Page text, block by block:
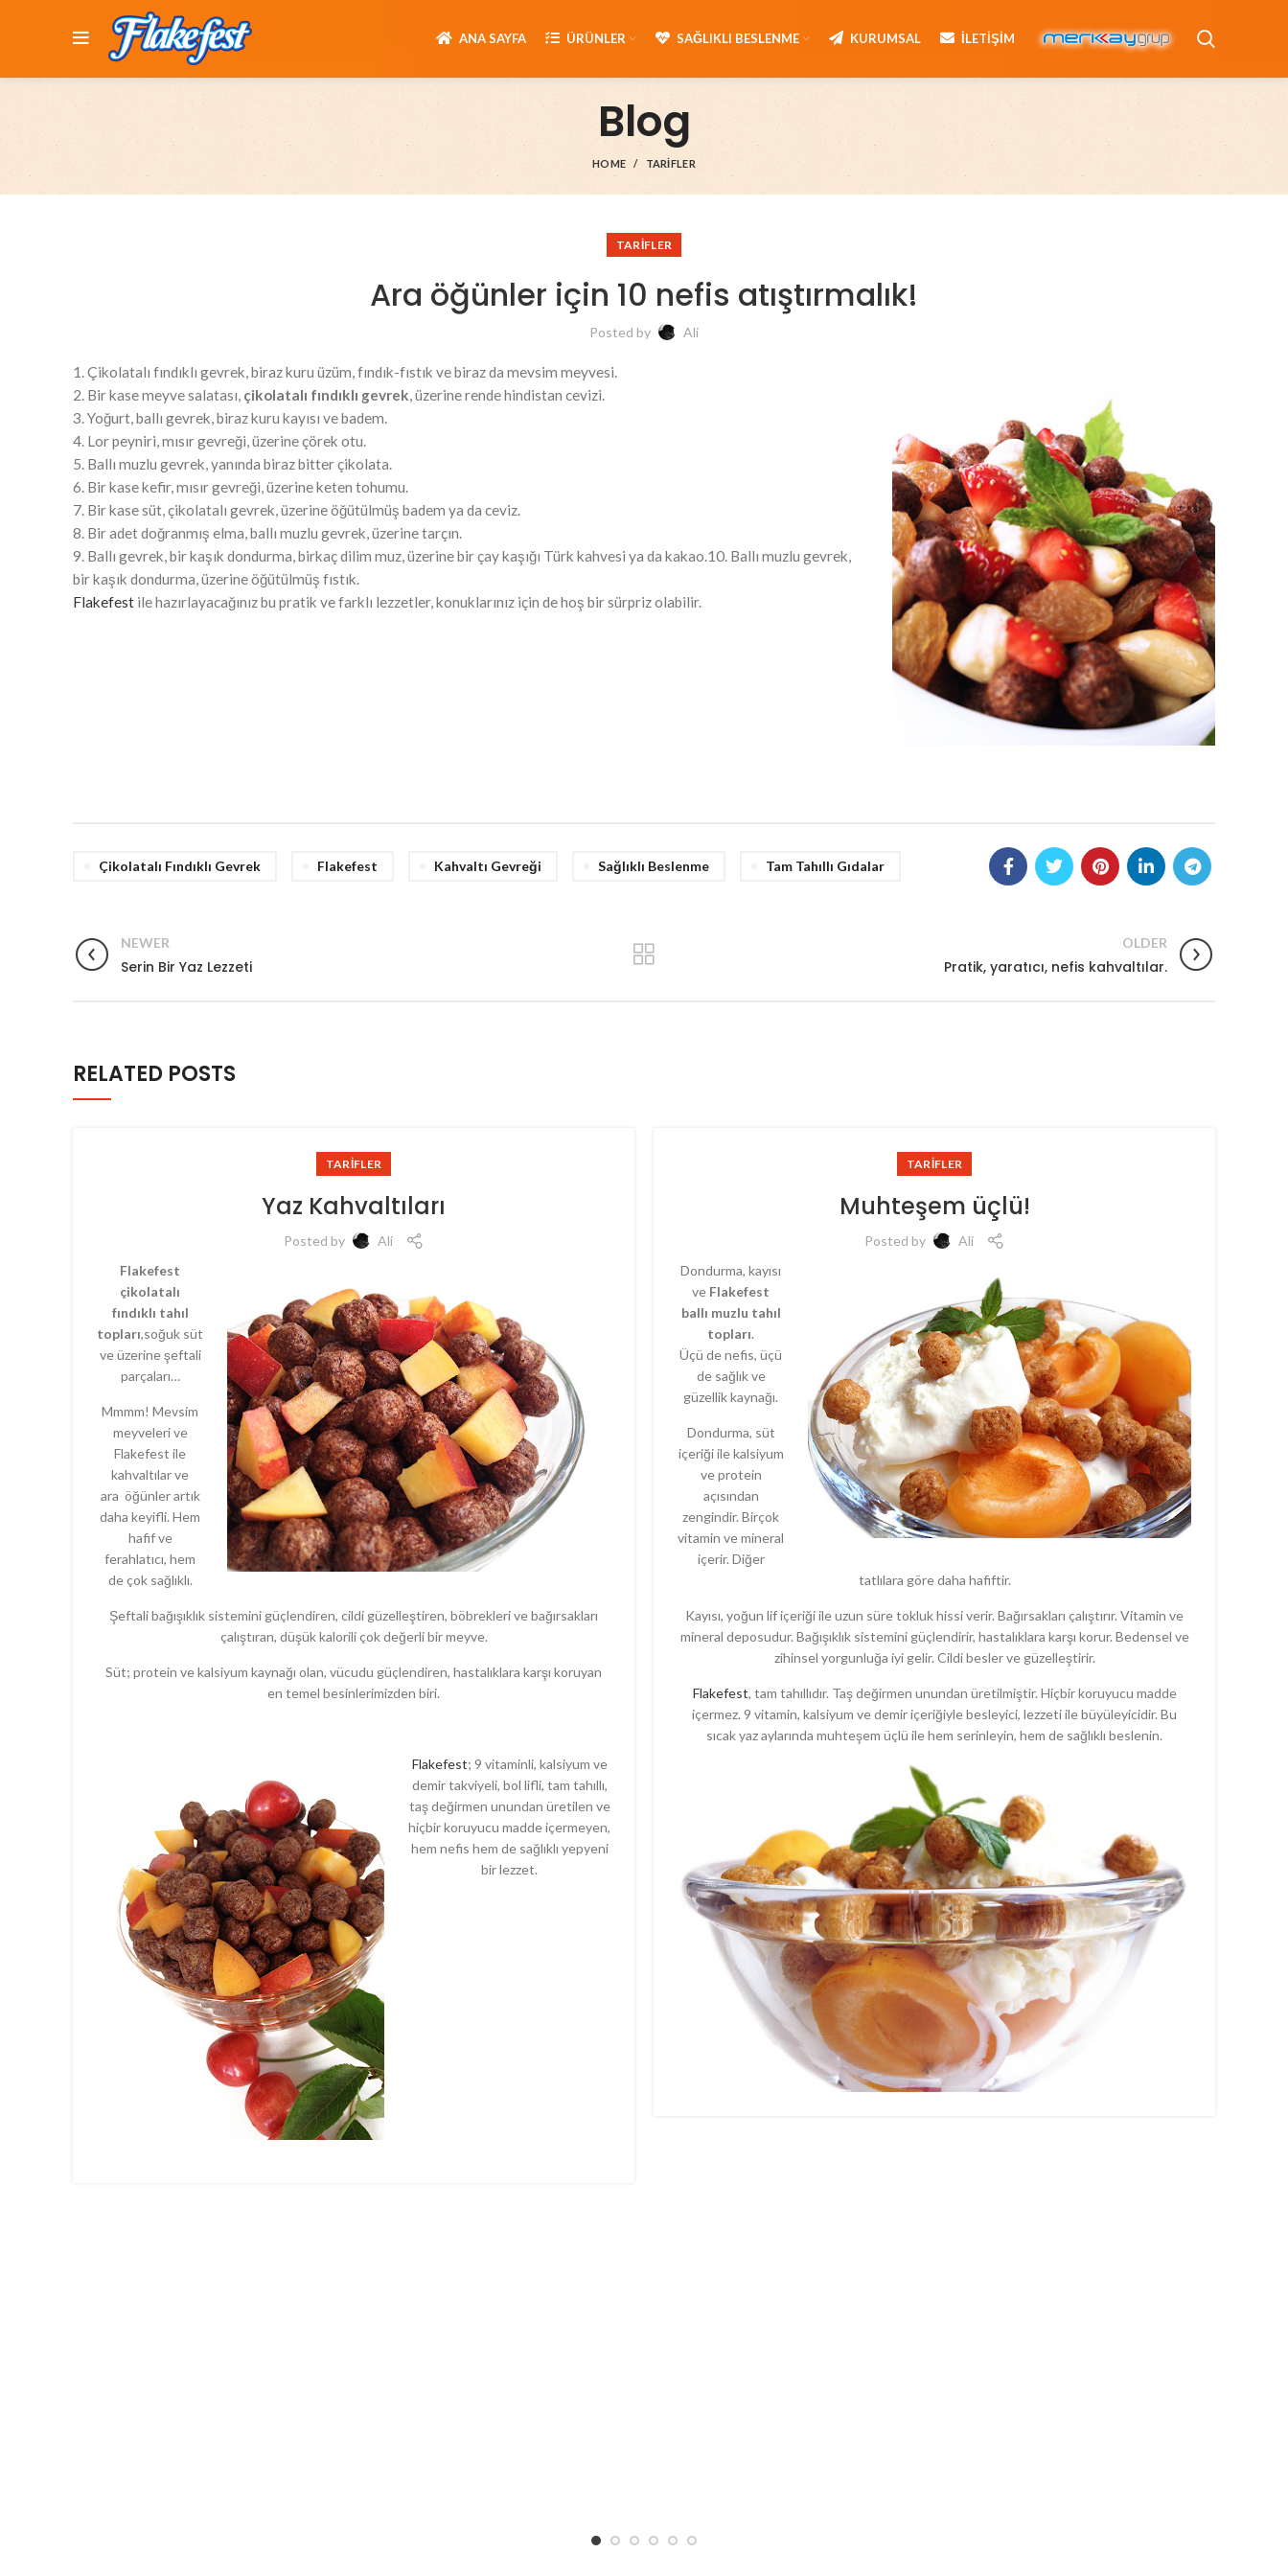
ANA SAYFA ÜRÜNLER SAĞLIKLI BESLENME KURUMSAL İLETIŞIM
Blog
HOME TARIFLER
TARIFLER
Ara öğünler için 10 nefis atıştırmalık!
Posted by Ali
1. Çikolatalı fındıklı gevrek, biraz kuru üzüm, fındık-fıstık ve biraz da mevsim meyvesi.
2. Bir kase meyve salatası, çikolatalı fındıklı gevrek, üzerine rende hindistan cevizi.
3. Yoğurt, ballı gevrek, biraz kuru kayısı ve badem.
4. Lor peyniri, mısır gevreği, üzerine çörek otu.
5. Ballı muzlu gevrek, yanında biraz bitter çikolata.
6. Bir kase kefir, mısır gevreği, üzerine keten tohumu.
7. Bir kase süt, çikolatalı gevrek, üzerine öğütülmüş badem ya da ceviz.
8. Bir adet doğranmış elma, ballı muzlu gevrek, üzerine tarçın.
9. Ballı gevrek, bir kaşık dondurma, birkaç dilim muz, üzerine bir çay kaşığı Türk kahvesi ya da kakao.10. Ballı muzlu gevrek,
bir kaşık dondurma, üzerine öğütülmüş fıstık.
Flakefest ile hazırlayacağınız bu pratik ve farklı lezzetler, konuklarınız için de hoş bir sürpriz olabilir.
Çikolatalı Fındıklı Gevrek Flakefest Kahvaltı Gevreği Sağlıklı Beslenme Tam Tahıllı Gıdalar
NEWER
Serin Bir Yaz Lezzeti
OLDER
Pratik, yaratıcı, nefis kahvaltılar.
RELATED POSTS
TARIFLER
Yaz Kahvaltıları
Posted by
Ali
Flakefest
çikolatalı
fındıklı tahıl
topları,soğuk süt
ve üzerine şeftali
parçaları…
Mmmm! Mevsim
meyveleri ve
Flakefest ile
kahvaltılar ve
ara öğünler artık
daha keyifli. Hem
hafif ve
ferahlatıcı, hem
de çok sağlıklı.
Şeftali bağışıklık sistemini güçlendiren, cildi güzelleştiren, böbrekleri ve bağırsakları
çalıştıran, düşük kalorili çok değerli bir meyve.
Süt; protein ve kalsiyum kaynağı olan, vücudu güçlendiren, hastalıklara karşı koruyan
en temel besinlerimizden biri.
Flakefest; 9 vitaminli, kalsiyum ve
demir takviyeli, bol lifli, tam tahıllı,
taş değirmen unundan üretilen ve
hiçbir koruyucu madde içermeyen,
hem nefis hem de sağlıklı yepyeni
bir lezzet.
TARIFLER
Muhteşem üçlü!
Posted by
Ali
Dondurma, kayısı
ve Flakefest
ballı muzlu tahıl
topları.
Üçü de nefis, üçü
de sağlık ve
güzellik kaynağı.
Dondurma, süt
içeriği ile kalsiyum
ve protein
açısından
zengindir. Birçok
vitamin ve mineral
içerir. Diğer
tatlılara göre daha hafiftir.
Kayısı, yoğun lif içeriği ile uzun süre tokluk hissi verir. Bağırsakları çalıştırır. Vitamin ve
mineral deposudur. Bağışıklık sistemini güçlendirir, hastalıklara karşı korur. Bedensel ve
zihinsel yorgunluğa iyi gelir. Cildi besler ve güzelleştirir.
Flakefest, tam tahıllıdır. Taş değirmen unundan üretilmiştir. Hiçbir koruyucu madde
içermez. 9 vitamin, kalsiyum ve demir içeriğiyle besleyici, lezzeti ile büyüleyicidir. Bu
sıcak yaz aylarında muhteşem üçlü ile hem serinleyin, hem de sağlıklı beslenin.